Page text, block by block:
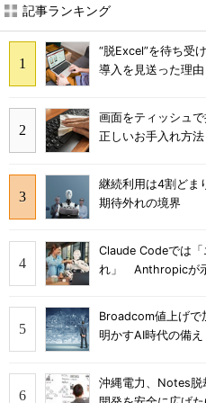
記事ランキング
“脱Excel”を待ち受
導入を見送った理由
画面をティッシュ
正しいお手入れ方法
継続利用は4割ど
期待外れの境界
Claude Codeでは
れ」 Anthropicが
Broadcom値上げ
明かすAI時代の備え
沖縄電力、Notes